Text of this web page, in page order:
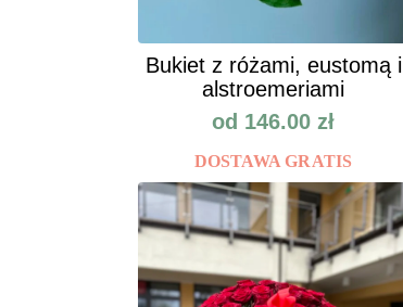
Bukiet z różami, eustomą i
alstroemeriami
od 146.00 zł
DOSTAWA GRATIS